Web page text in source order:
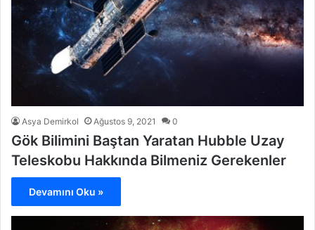
Asya Demirkol Ağustos 9, 2021 0
Gök Bilimini Baştan Yaratan Hubble Uzay
Teleskobu Hakkında Bilmeniz Gerekenler
Devamını Oku »